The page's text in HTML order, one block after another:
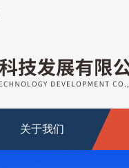
关于我们